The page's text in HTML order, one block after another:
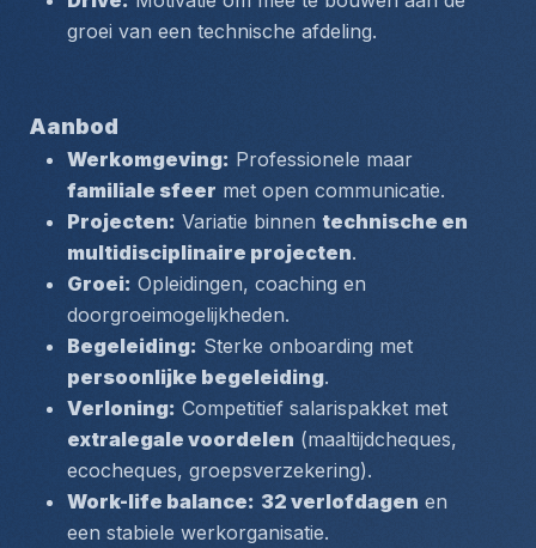
groei van een technische afdeling.
Aanbod
Werkomgeving:
familiale sfeer met open communicatie.
Projecten: Variatie binnen technische en
multidisciplinaire projecten.
Groei: Opleidingen, coaching en
doorgroeimogelijkheden.
Begeleiding:
persoonlijke begeleiding.
Verloning:
extralegale voordelen (maaltijdcheques,
ecocheques, groepsverzekering).
Work-life balance: 32 verlofdagen en
een stabiele werkorganisatie.